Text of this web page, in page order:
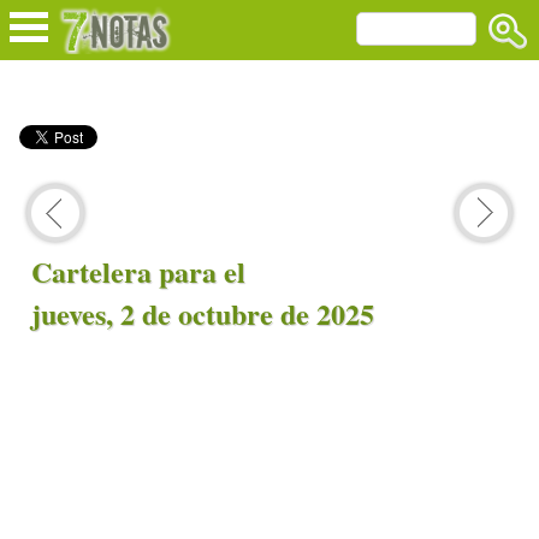
Cartelera para el
jueves, 2 de octubre de 2025